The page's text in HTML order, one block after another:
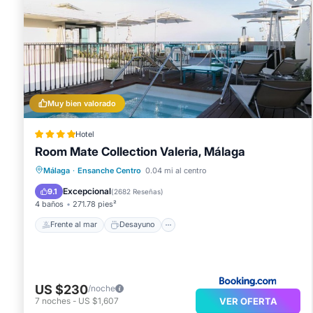
Se ofrece una televisión de pantalla plana de 32
tabla de planchar con plancha y cortinas opacas. Es
servicio de limpieza cada semana.
Número de licencia : A/MA/01369
Muy bien valorado
Hotel
Room Mate Collection Valeria, Málaga
Málaga · Ensanche Centro 0.04 mi al centro
9.1 Excepcional(2682 Reseñas)
4 baños 271.78 pies²
Frente al mar Desayuno
Frente al mar Desayuno
Vista al mar
US $230/noche
7 noches - US $1,607 VER OFERTA